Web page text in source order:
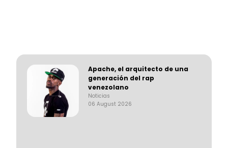
Apache, el arquitecto de una
generación del rap
venezolano
Noticias
06 August 2026